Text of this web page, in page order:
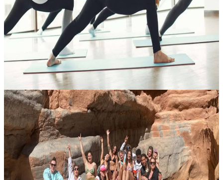
In questo incontro, movimento e respiro si intrecciano come in una
composizione armoniosa: ogni postura entra a far parte di un flusso
continuo, guidato da inspirazioni ed espirazioni che
accompagnano...
Contatta l'organizzatore per le date disponibili
Marrakech, Marocco
Gita di un giorno nella Valle del Paradiso
Una pausa rigenerante lontano dalla costa A soli 35 km da Agadir, la
Valle del Paradiso è un’oasi naturale incastonata ai piedi delle
montagne dell’Atlante. Tra palmeti, mandorli e scogliere suggestiv...